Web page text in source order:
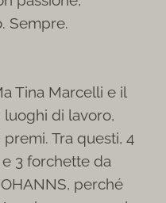
Sempre.
Tina Marcelli e il
di lavoro,
Tra questi, 4
3 forchette da
perché